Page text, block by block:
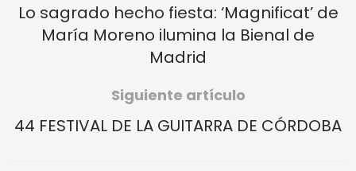
Lo sagrado hecho fiesta: ‘Magnificat’ de
María Moreno ilumina la Bienal de
Madrid
Siguiente artículo
44 FESTIVAL DE LA GUITARRA DE CÓRDOBA